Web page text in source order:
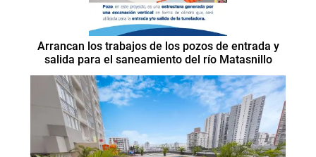
Arrancan los trabajos de los pozos de entrada y
salida para el saneamiento del río Matasnillo